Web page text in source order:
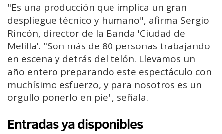
"Es una producción que implica un gran
despliegue técnico y humano", afirma Sergio
Rincón, director de la Banda 'Ciudad de
Melilla'. "Son más de 80 personas trabajando
en escena y detrás del telón. Llevamos un
año entero preparando este espectáculo con
muchísimo esfuerzo, y para nosotros es un
orgullo ponerlo en pie", señala.
Entradas ya disponibles